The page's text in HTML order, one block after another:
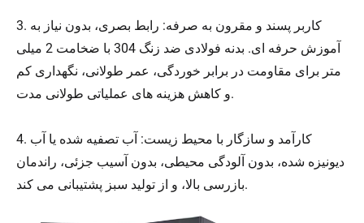
3. کاربر پسند و مقرون به صرفه: رابط بصری، بدون نیاز به
آموزش حرفه ای. بدنه فولادی ضد زنگ 304 با ضخامت 2 میلی
متر برای مقاومت در برابر خوردگی، عمر طولانی، نگهداری کم
و کاهش هزینه های عملیاتی طولانی مدت.
4. کارآمد و سازگار با محیط زیست: آب تصفیه شده یا آب
دیونیزه شده، بدون آلودگی محیطی، بدون آسیب جزئی، راندمان
بازرسی بالا، و از تولید سبز پشتیبانی می کند.